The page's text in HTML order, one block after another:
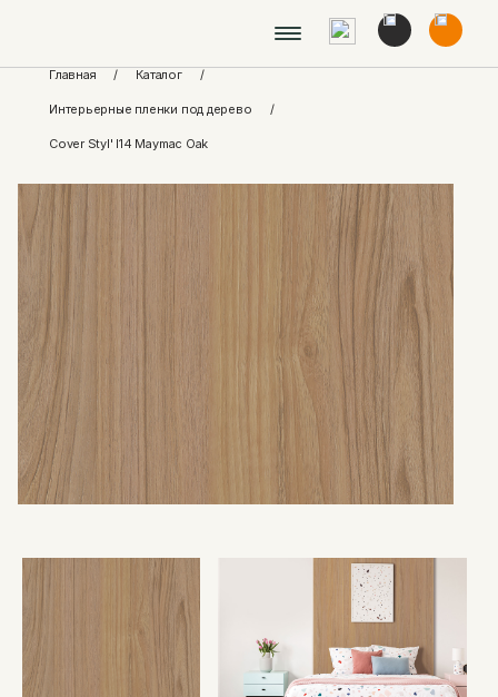
Главная / Каталог /
Интерьерные пленки под дерево /
Cover Styl' I14 Maymac Oak